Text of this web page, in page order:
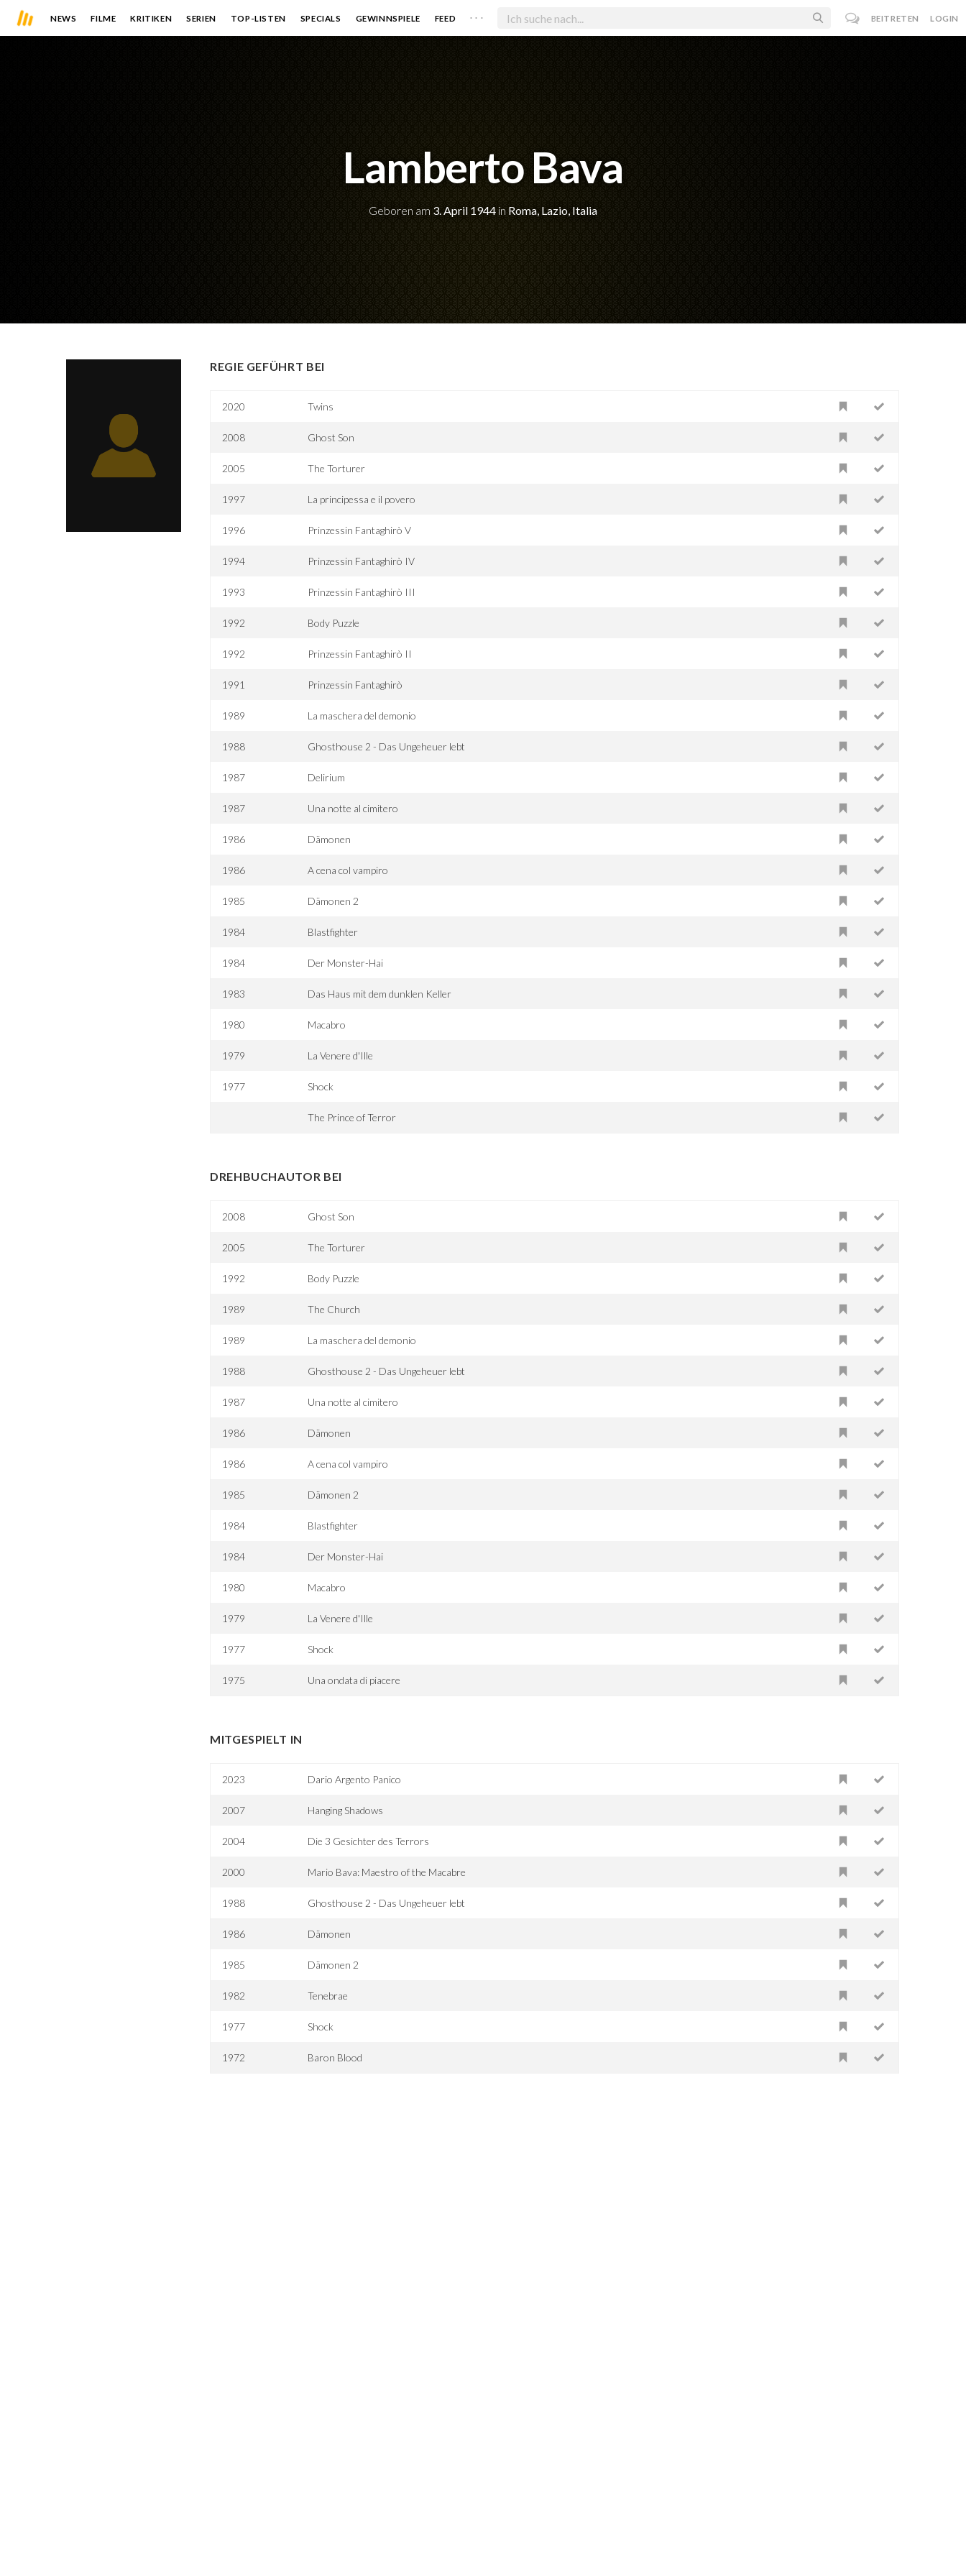
NEWS FILME KRITIKEN SERIEN TOP-LISTEN SPECIALS GEWINNSPIELE FEED . . . BEITRETEN LOGIN
Lamberto Bava
Geboren am 3. April 1944 in Roma, Lazio, Italia
REGIE GEFÜHRT BEI
2020 Twins
2008 Ghost Son
2005 The Torturer
1997 La principessa e il povero
1996 Prinzessin Fantaghirò V
1994 Prinzessin Fantaghirò IV
1993 Prinzessin Fantaghirò III
1992 Body Puzzle
1992 Prinzessin Fantaghirò II
1991 Prinzessin Fantaghirò
1989 La maschera del demonio
1988 Ghosthouse 2 - Das Ungeheuer lebt
1987 Delirium
1987 Una notte al cimitero
1986 Dämonen
1986 A cena col vampiro
1985 Dämonen 2
1984 Blastfighter
1984 Der Monster-Hai
1983 Das Haus mit dem dunklen Keller
1980 Macabro
1979 La Venere d'Ille
1977 Shock
The Prince of Terror
DREHBUCHAUTOR BEI
2008 Ghost Son
2005 The Torturer
1992 Body Puzzle
1989 The Church
1989 La maschera del demonio
1988 Ghosthouse 2 - Das Ungeheuer lebt
1987 Una notte al cimitero
1986 Dämonen
1986 A cena col vampiro
1985 Dämonen 2
1984 Blastfighter
1984 Der Monster-Hai
1980 Macabro
1979 La Venere d'Ille
1977 Shock
1975 Una ondata di piacere
MITGESPIELT IN
2023 Dario Argento Panico
2007 Hanging Shadows
2004 Die 3 Gesichter des Terrors
2000 Mario Bava: Maestro of the Macabre
1988 Ghosthouse 2 - Das Ungeheuer lebt
1986 Dämonen
1985 Dämonen 2
1982 Tenebrae
1977 Shock
1972 Baron Blood